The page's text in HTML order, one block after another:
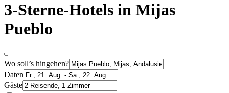
3-Sterne-Hotels in Mijas
Pueblo
Wo soll’s hingehen?
Daten
Gäste